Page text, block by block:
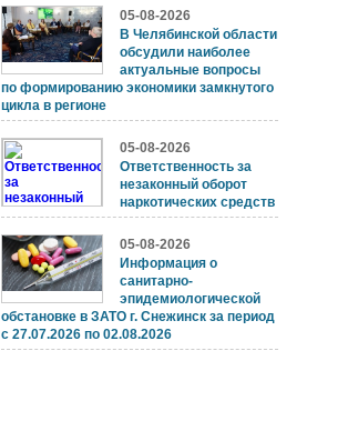
05-08-2026
В Челябинской области
обсудили наиболее
актуальные вопросы
по формированию экономики замкнутого
цикла в регионе
05-08-2026
Ответственность за
незаконный оборот
наркотических средств
05-08-2026
Информация о
санитарно-
эпидемиологической
обстановке в ЗАТО г. Снежинск за период
с 27.07.2026 по 02.08.2026